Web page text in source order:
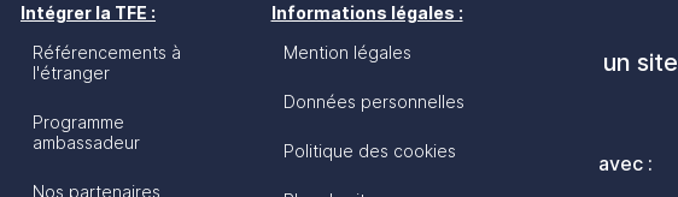
Intégrer la TFE :
Référencements à
l'étranger
Programme
ambassadeur
Nos partenaires
Informations légales :
Mention légales
Données personnelles
Politique des cookies
un
avec :